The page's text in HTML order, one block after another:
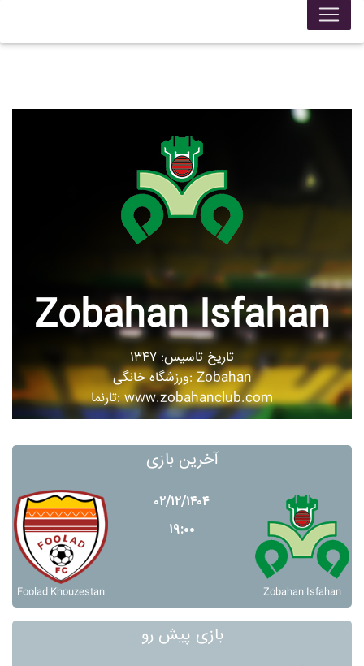
Zobahan Isfahan
تاریخ تاسیس: ۱۳۴۷
ورزشگاه خانگی: Zobahan
تارنما: www.zobahanclub.com
آخرین بازی
Foolad Khouzestan
۰۲/۱۲/۱۴۰۴
۱۹:۰۰
Zobahan Isfahan
بازی پیش رو